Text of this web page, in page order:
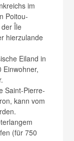
im
Poitou-
Île
hierzulande
Eiland in
Einwohner,
Saint-Pierre-
kann vom
(für 750